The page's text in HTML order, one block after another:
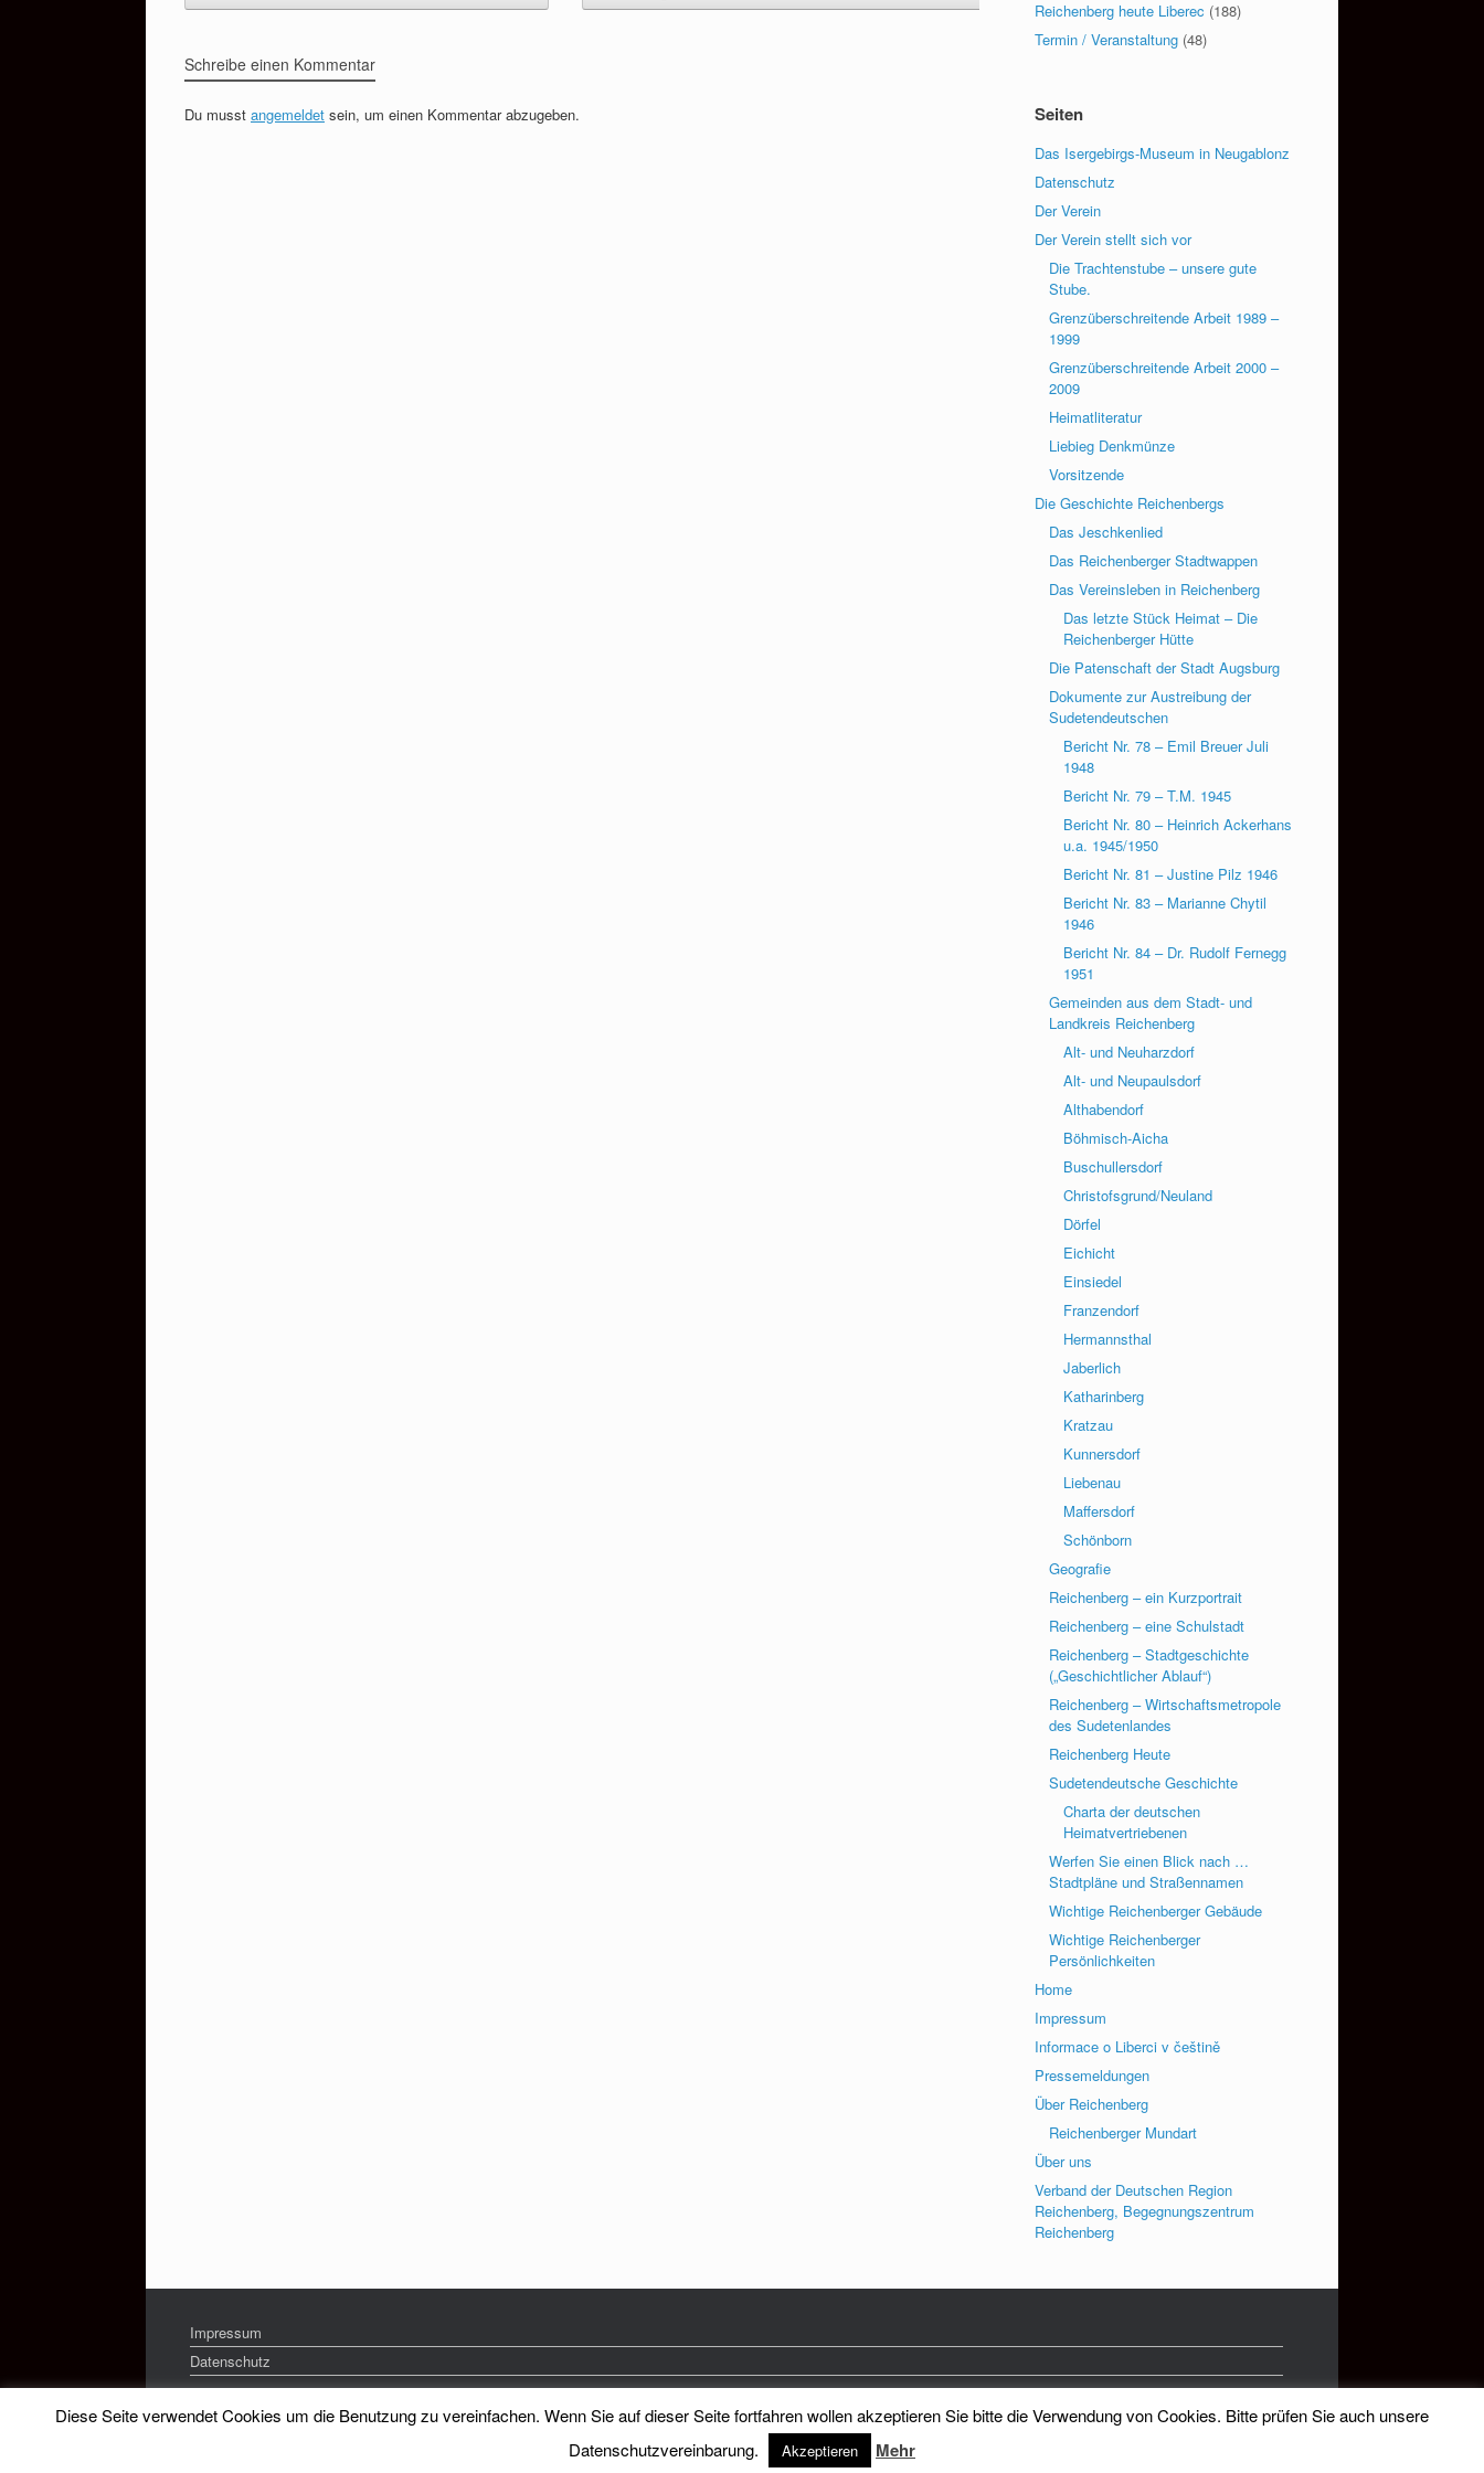
Schreibe einen Kommentar
Du musst angemeldet sein, um einen Kommentar abzugeben.
Reichenberg heute Liberec (188)
Termin / Veranstaltung (48)
Seiten
Das Isergebirgs-Museum in Neugablonz
Datenschutz
Der Verein
Der Verein stellt sich vor
Die Trachtenstube – unsere gute
Stube.
Grenzüberschreitende Arbeit 1989 –
1999
Grenzüberschreitende Arbeit 2000 –
2009
Heimatliteratur
Liebieg Denkmünze
Vorsitzende
Die Geschichte Reichenbergs
Das Jeschkenlied
Das Reichenberger Stadtwappen
Das Vereinsleben in Reichenberg
Das letzte Stück Heimat – Die
Reichenberger Hütte
Die Patenschaft der Stadt Augsburg
Dokumente zur Austreibung der
Sudetendeutschen
Bericht Nr. 78 – Emil Breuer Juli
1948
Bericht Nr. 79 – T.M. 1945
Bericht Nr. 80 – Heinrich Ackerhans
u.a. 1945/1950
Bericht Nr. 81 – Justine Pilz 1946
Bericht Nr. 83 – Marianne Chytil
1946
Bericht Nr. 84 – Dr. Rudolf Fernegg
1951
Gemeinden aus dem Stadt- und
Landkreis Reichenberg
Alt- und Neuharzdorf
Alt- und Neupaulsdorf
Althabendorf
Böhmisch-Aicha
Buschullersdorf
Christofsgrund/Neuland
Dörfel
Eichicht
Einsiedel
Franzendorf
Hermannsthal
Jaberlich
Katharinberg
Kratzau
Kunnersdorf
Liebenau
Maffersdorf
Schönborn
Geografie
Reichenberg – ein Kurzportrait
Reichenberg – eine Schulstadt
Reichenberg – Stadtgeschichte
(„Geschichtlicher Ablauf“)
Reichenberg – Wirtschaftsmetropole
des Sudetenlandes
Reichenberg Heute
Sudetendeutsche Geschichte
Charta der deutschen
Heimatvertriebenen
Werfen Sie einen Blick nach …
Stadtpläne und Straßennamen
Wichtige Reichenberger Gebäude
Wichtige Reichenberger
Persönlichkeiten
Home
Impressum
Informace o Liberci v češtině
Pressemeldungen
Über Reichenberg
Reichenberger Mundart
Über uns
Verband der Deutschen Region
Reichenberg, Begegnungszentrum
Reichenberg
Impressum
Datenschutz
Heimatkreis Reichenberg Stadt und Land e.V. Theme bySiteOrigin
Diese Seite verwendet Cookies um die Benutzung zu vereinfachen. Wenn Sie auf dieser Seite fortfahren wollen akzeptieren Sie bitte die Verwendung von Cookies. Bitte prüfen Sie auch unsere
Datenschutzvereinbarung.
Akzeptieren Mehr